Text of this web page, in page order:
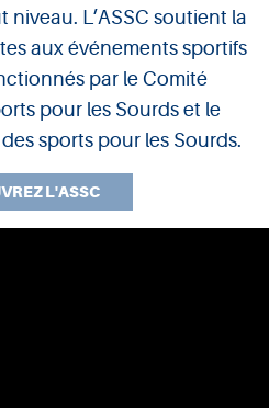
L’ASSC soutient la
aux événements sportifs
par le Comité
pour les Sourds et le
sports pour les Sourds.
L'ASSC